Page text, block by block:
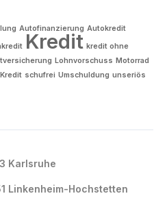
Autofinanzierung Autokredit
Kredit kredit ohne
Lohnvorschuss Motorrad
schufrei Umschuldung unseriös
Karlsruhe
Linkenheim-Hochstetten